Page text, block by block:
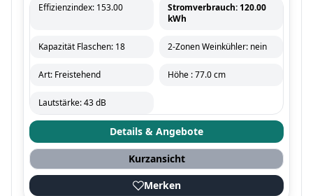
Effizienzindex: 153.00
Stromverbrauch: 120.00
kWh
Kapazität Flaschen: 18 2-Zonen Weinkühler: nein
Art: Freistehend Höhe : 77.0 cm
Lautstärke: 43 dB
Details & Angebote
Kurzansicht
Merken